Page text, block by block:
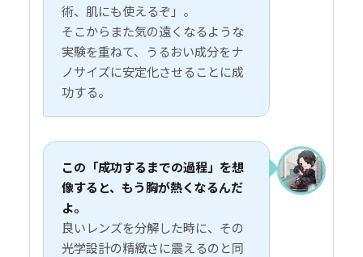
術、肌にも使えるぞ」。
そこからまた気の遠くなるような
実験を重ねて、うるおい成分をナ
ノサイズに安定化させることに成
功する。
この「成功するまでの過程」を想
像すると、もう胸が熱くなるんだ
よ。
良いレンズを分解した時に、その
光学設計の精緻さに震えるのと同